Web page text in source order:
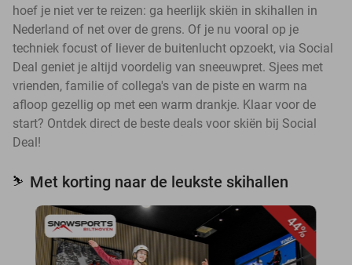
hoef je niet ver te reizen: ga heerlijk skiën in skihallen in
Nederland of net over de grens. Of je nu vooral op je
techniek focust of liever de buitenlucht opzoekt, via Social
Deal geniet je altijd voordelig van sneeuwpret. Sjees met
vrienden, familie of collega's van de piste en warm na
afloop gezellig op met een warm drankje. Klaar voor de
start? Ontdek direct de beste deals voor skiën bij Social
Deal!
⛷️ Met korting naar de leukste skihallen
44%